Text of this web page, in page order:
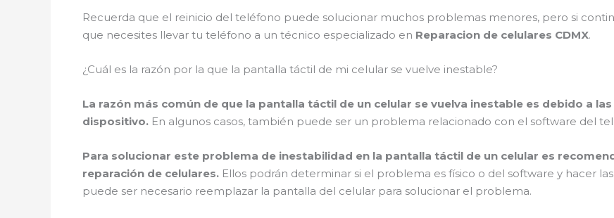
Recuerda que el reinicio del teléfono puede solucionar muchos problemas menores, pero si
que necesites llevar tu teléfono a un técnico especializado en Reparacion de celulares CDMX.
¿Cuál es la razón por la que la pantalla táctil de mi celular se vuelve inestable?
La razón más común de que la pantalla táctil de un celular se vuelva inestable es debido a
dispositivo. En algunos casos, también puede ser un problema relacionado con el software del
Para solucionar este problema de inestabilidad en la pantalla táctil de un celular es
reparación de celulares. Ellos podrán determinar si el problema es físico o del software y hacer
puede ser necesario reemplazar la pantalla del celular para solucionar el problema.